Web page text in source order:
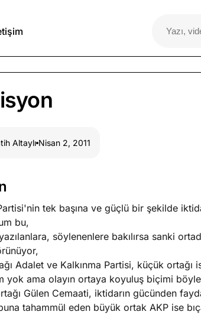
Spor Yazıları
Altaylı Nisan 2, 2011
tek başına ve güçlü bir şekilde
bu,
söylenenlere bakılırsa sanki
Adalet ve Kalkınma Partisi, küçük ortağı
yok ama olayın ortaya koyuluş biçimi
Gülen Cemaati, iktidarın gücünden
tahammül eden büyük ortak AKP ise